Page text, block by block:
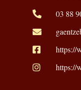
03 88
https://
https://